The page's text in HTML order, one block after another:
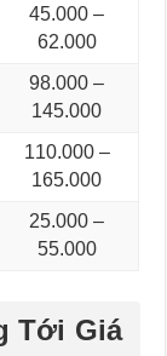
45.000 –
62.000
98.000 –
145.000
110.000 –
165.000
25.000 –
55.000
Tới Giá